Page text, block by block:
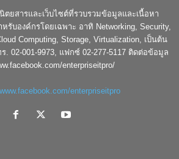
ตยสารและเว็บไซต์ที่รวบรวมข้อมูลและเนื้อหา
บองค์กรโดยเฉพาะ อาทิ Networking, Security,
Computing, Storage, Virtualization, เป็นต้น
. 02-001-9973, แฟกซ์ 02-277-5117 ติดต่อข้อมูล
enterpriseitpro/
www.facebook.com/enterpriseitpro